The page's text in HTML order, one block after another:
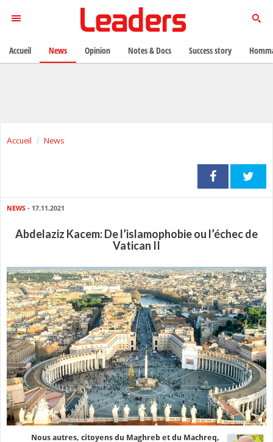
Accueil News
NEWS - 17.11.2021
Abdelaziz Kacem: De l’islamophobie ou l’échec de
Vatican II
Nous autres, citoyens du Maghreb et du Machreq,
Accueil News Opinion Notes & Docs Success story